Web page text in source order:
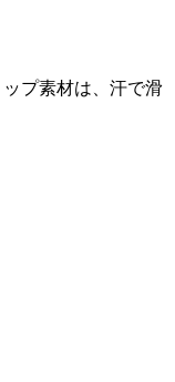
プ素材は、汗で滑